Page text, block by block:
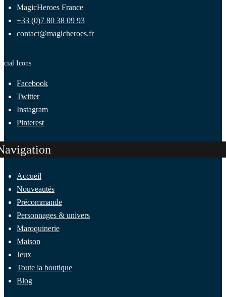
MagicHeroes France
+33 (0)7 80 38 09 93
contact@magicheroes.fr
Icons
Facebook
Twitter
Instagram
Pinterest
Accueil
Nouveautés
Précommande
Personnages & univers
Maroquinerie
Maison
Jeux
Toute la boutique
Blog